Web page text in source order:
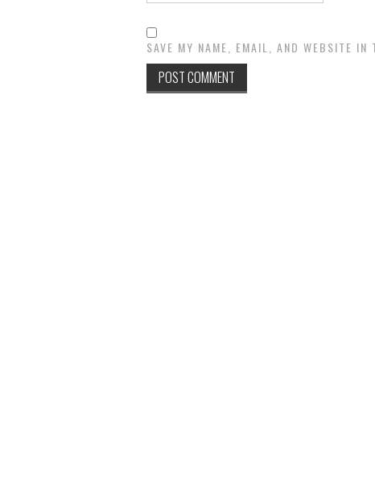
SAVE MY NAME, EMAIL, AND WEBSITE IN